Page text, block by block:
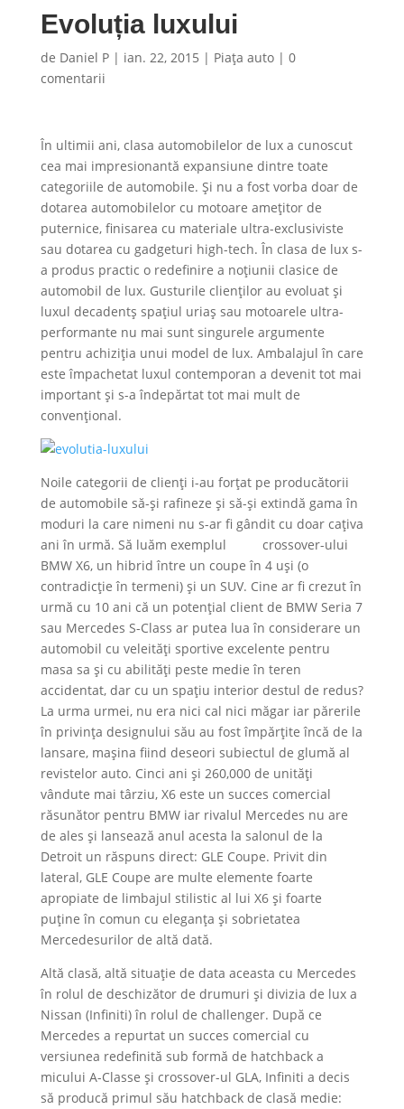
Evoluția luxului
de Daniel P| ian. 22, 2015 | Piaţa auto| 0
comentarii
În ultimii ani, clasa automobilelor de lux a cunoscut
cea mai impresionantă expansiune dintre toate
categoriile de automobile. Și nu a fost vorba doar de
dotarea automobilelor cu motoare amețitor de
puternice, finisarea cu materiale ultra-exclusiviste
sau dotarea cu gadgeturi high-tech. În clasa de lux s-
a produs practic o redefinire a noțiunii clasice de
automobil de lux. Gusturile clienților au evoluat și
luxul decadentș spațiul uriaș sau motoarele ultra-
performante nu mai sunt singurele argumente
pentru achiziția unui model de lux. Ambalajul în care
este împachetat luxul contemporan a devenit tot mai
important și s-a îndepărtat tot mai mult de
convențional.
Noile categorii de clienți i-au forțat pe producătorii
de automobile să-și rafineze și să-și extindă gama în
moduri la care nimeni nu s-ar fi gândit cu doar cațiva
ani în urmă. Să luăm exemplul crossover-ului
BMW X6, un hibrid între un coupe în 4 uși (o
contradicție în termeni) și un SUV. Cine ar fi crezut în
urmă cu 10 ani că un potențial client de BMW Seria 7
sau Mercedes S-Class ar putea lua în considerare un
automobil cu veleități sportive excelente pentru
masa sa și cu abilități peste medie în teren
accidentat, dar cu un spațiu interior destul de redus?
La urma urmei, nu era nici cal nici măgar iar părerile
în privința designului său au fost împărțite încă de la
lansare, mașina fiind deseori subiectul de glumă al
revistelor auto. Cinci ani și 260,000 de unități
vândute mai târziu, X6 este un succes comercial
răsunător pentru BMW iar rivalul Mercedes nu are
de ales și lansează anul acesta la salonul de la
Detroit un răspuns direct: GLE Coupe. Privit din
lateral, GLE Coupe are multe elemente foarte
apropiate de limbajul stilistic al lui X6 și foarte
puține în comun cu eleganța și sobrietatea
Mercedesurilor de altă dată.
Altă clasă, altă situație de data aceasta cu Mercedes
în rolul de deschizător de drumuri și divizia de lux a
Nissan (Infiniti) în rolul de challenger. După ce
Mercedes a repurtat un succes comercial cu
versiunea redefinită sub formă de hatchback a
micului A-Classe și crossover-ul GLA, Infiniti a decis
să producă primul său hatchback de clasă medie: